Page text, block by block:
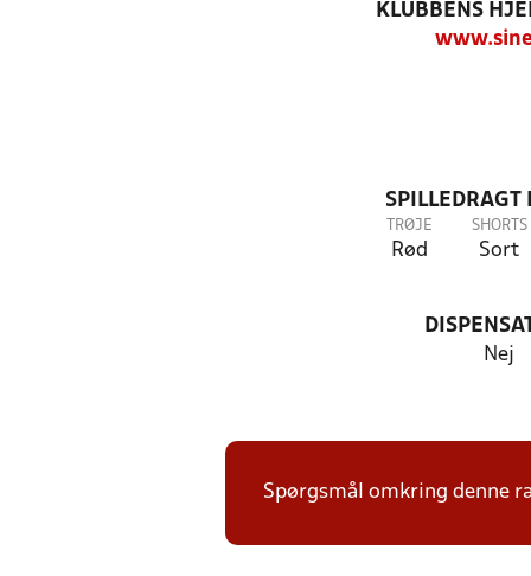
KLUBBENS
SPILLEDRAGT
TRØJE
Rød
SHORTS
Sort
Nej
Spørgsmål omkring denne